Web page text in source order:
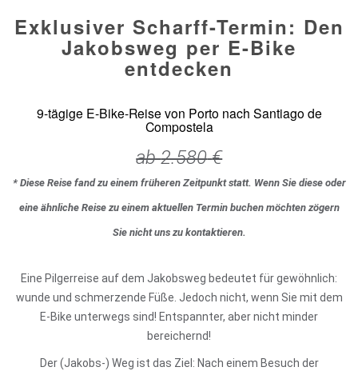
Exklusiver Scharff-Termin: Den
Jakobsweg per E-Bike
entdecken
9-tägige E-Bike-Reise von Porto nach Santiago de
Compostela
ab2.580 €
* Diese Reise fand zu einem früheren Zeitpunkt statt. Wenn Sie diese oder
eine ähnliche Reise zu einem aktuellen Termin buchen möchten zögern
Sie nicht uns zu kontaktieren.
Eine Pilgerreise auf dem Jakobsweg bedeutet für gewöhnlich:
wunde und schmerzende Füße. Jedoch nicht, wenn Sie mit dem
E-Bike unterwegs sind! Entspannter, aber nicht minder
bereichernd!
Der (Jakobs-) Weg ist das Ziel: Nach einem Besuch der